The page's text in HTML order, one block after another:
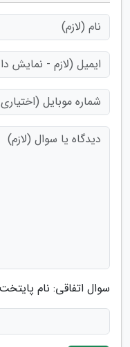
سوال اتفاقی: نام